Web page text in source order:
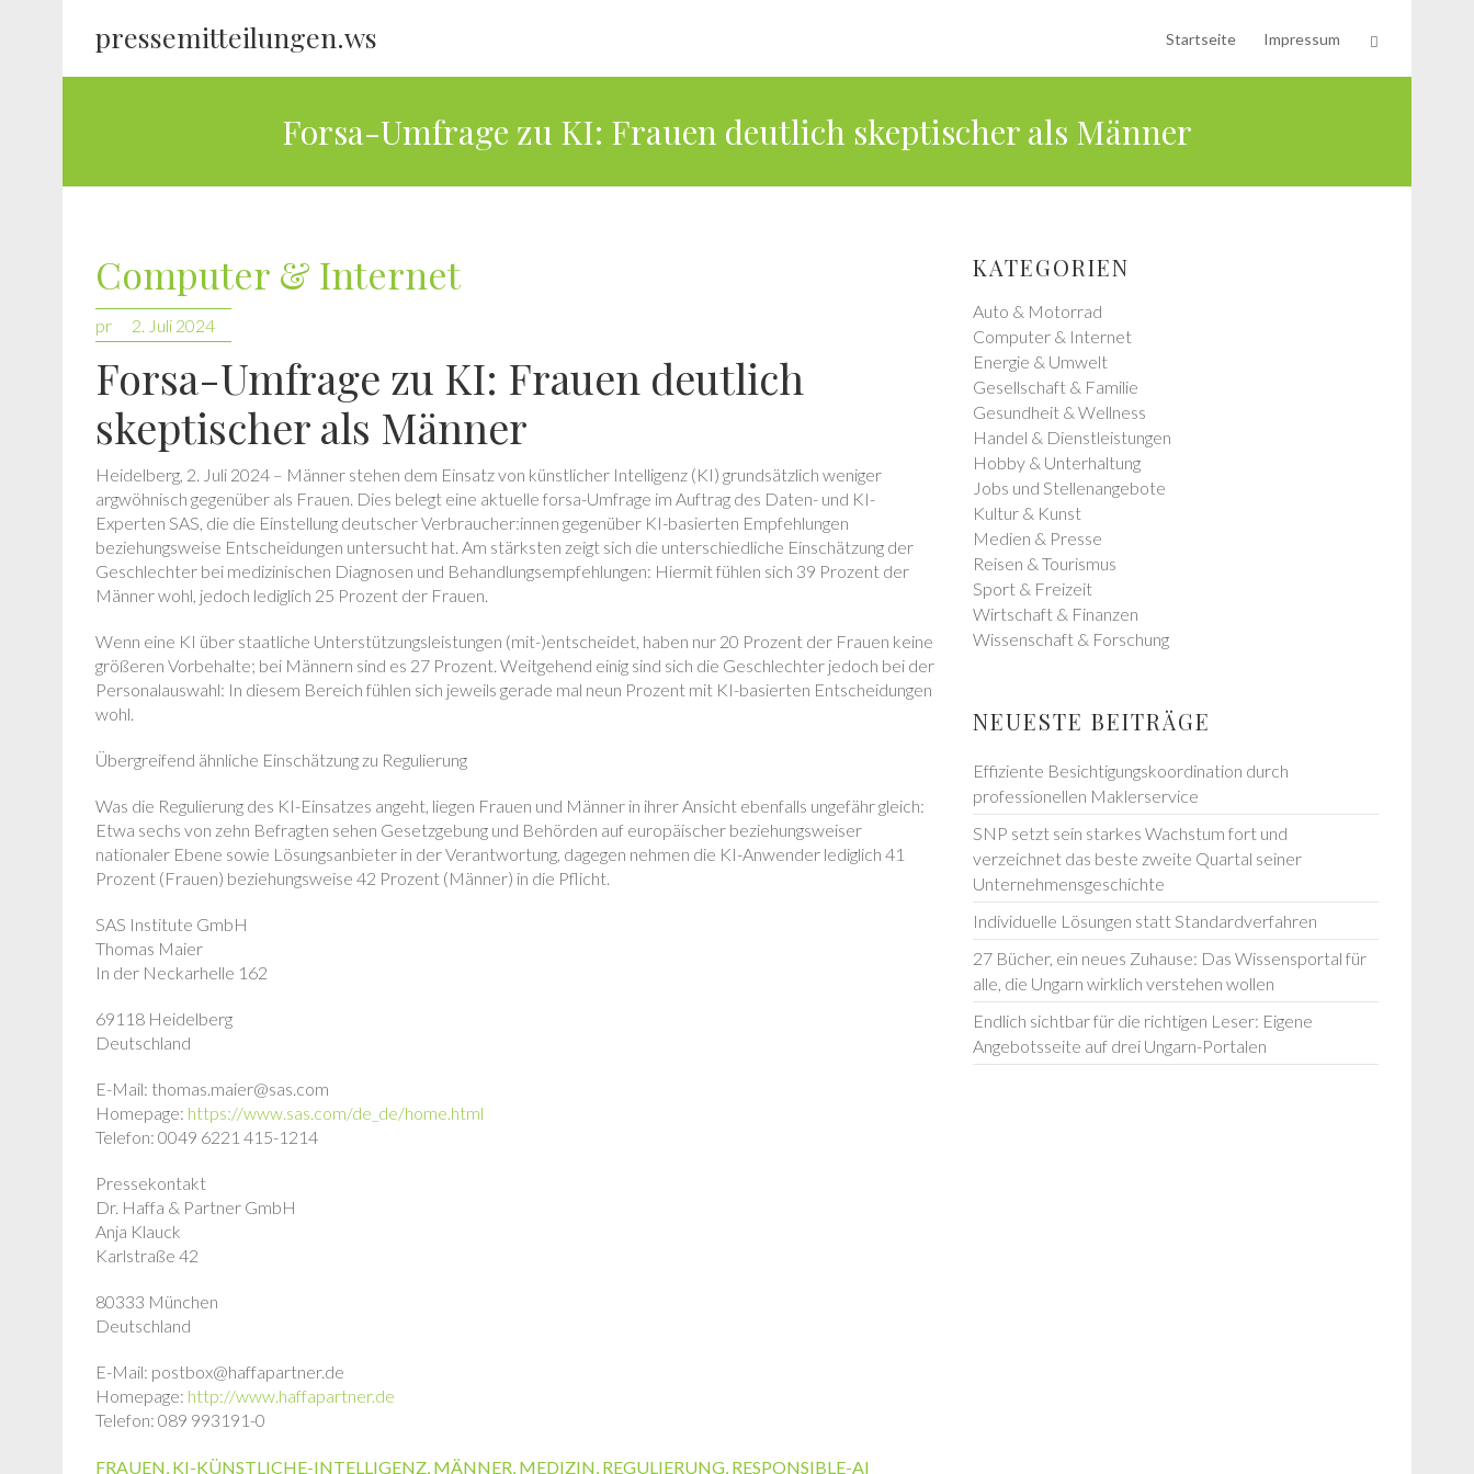
pressemitteilungen.ws Startseite Impressum
Forsa-Umfrage zu KI: Frauen deutlich skeptischer als Männer
Computer & Internet
pr 2. Juli 2024
Forsa-Umfrage zu KI: Frauen deutlich
skeptischer als Männer
Heidelberg, 2. Juli 2024 – Männer stehen dem Einsatz von künstlicher Intelligenz (KI) grundsätzlich weniger
argwöhnisch gegenüber als Frauen. Dies belegt eine aktuelle forsa-Umfrage im Auftrag des Daten- und KI-
Experten SAS, die die Einstellung deutscher Verbraucher:innen gegenüber KI-basierten Empfehlungen
beziehungsweise Entscheidungen untersucht hat. Am stärksten zeigt sich die unterschiedliche Einschätzung der
Geschlechter bei medizinischen Diagnosen und Behandlungsempfehlungen: Hiermit fühlen sich 39 Prozent der
Männer wohl, jedoch lediglich 25 Prozent der Frauen.
Wenn eine KI über staatliche Unterstützungsleistungen (mit-)entscheidet, haben nur 20 Prozent der Frauen keine
größeren Vorbehalte; bei Männern sind es 27 Prozent. Weitgehend einig sind sich die Geschlechter jedoch bei der
Personalauswahl: In diesem Bereich fühlen sich jeweils gerade mal neun Prozent mit KI-basierten Entscheidungen
wohl.
Übergreifend ähnliche Einschätzung zu Regulierung
Was die Regulierung des KI-Einsatzes angeht, liegen Frauen und Männer in ihrer Ansicht ebenfalls ungefähr gleich:
Etwa sechs von zehn Befragten sehen Gesetzgebung und Behörden auf europäischer beziehungsweiser
nationaler Ebene sowie Lösungsanbieter in der Verantwortung, dagegen nehmen die KI-Anwender lediglich 41
Prozent (Frauen) beziehungsweise 42 Prozent (Männer) in die Pflicht.
SAS Institute GmbH
Thomas Maier
In der Neckarhelle 162
69118 Heidelberg
Deutschland
E-Mail: thomas.maier@sas.com
Homepage: https://www.sas.com/de_de/home.html
Telefon: 0049 6221 415-1214
Pressekontakt
Dr. Haffa & Partner GmbH
Anja Klauck
Karlstraße 42
80333 München
Deutschland
E-Mail: postbox@haffapartner.de
Homepage: http://www.haffapartner.de
Telefon: 089 993191-0
FRAUEN, KI-KÜNSTLICHE-INTELLIGENZ, MÄNNER, MEDIZIN, REGULIERUNG, RESPONSIBLE-AI
KATEGORIEN
Auto & Motorrad
Computer & Internet
Energie & Umwelt
Gesellschaft & Familie
Gesundheit & Wellness
Handel & Dienstleistungen
Hobby & Unterhaltung
Jobs und Stellenangebote
Kultur & Kunst
Medien & Presse
Reisen & Tourismus
Sport & Freizeit
Wirtschaft & Finanzen
Wissenschaft & Forschung
NEUESTE BEITRÄGE
Effiziente Besichtigungskoordination durch
professionellen Maklerservice
SNP setzt sein starkes Wachstum fort und
verzeichnet das beste zweite Quartal seiner
Unternehmensgeschichte
Individuelle Lösungen statt Standardverfahren
27 Bücher, ein neues Zuhause: Das Wissensportal für
alle, die Ungarn wirklich verstehen wollen
Endlich sichtbar für die richtigen Leser: Eigene
Angebotsseite auf drei Ungarn-Portalen